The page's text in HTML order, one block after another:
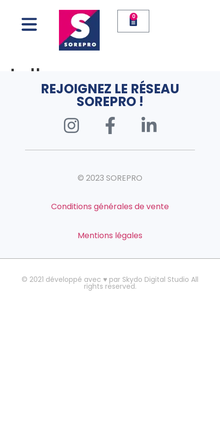
0
tollensREJOIGNEZ LE RÉSEAU
SOREPRO !
© 2023 SOREPRO
Conditions générales de vente
Mentions légales
© 2021 développé avec ♥ par Skydo Digital Studio All
rights reserved.